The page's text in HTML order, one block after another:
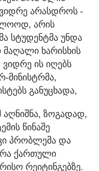
ვიდრე არასდროს -
არის
სტუდენტმა უნდა
ხარისხის
ის იღებს
მინისტრმა,
განუცხადა,
ზოგადად,
წინაშე
პრობლემა და
ქართული
რეიტინგებზე.